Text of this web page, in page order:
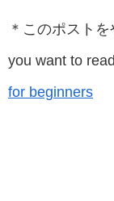
＊このポスト
you want to
for beginners